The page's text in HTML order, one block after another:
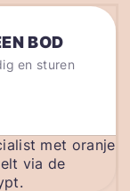
BOD
en sturen